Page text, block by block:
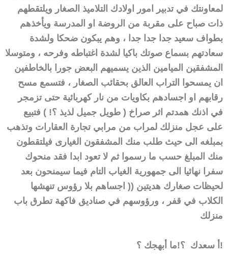
لمعاونتك في تدبير امور اولادك التلاميذ الصغار ويلتقطهم
ذات صباح على مقربة من الروضة او المدرسة ويأخذهم
بطواف سعيد جدا جدا جدا ، وهم يبكون ضحكا ولشدة
سعادتهم بسماع صوتك باكيا لشدة اغتباطه وفرحه ، ومتوسلا
المشفقين الميامين الذين يسميهم البعض جورا بالخاطفين
ان يمسحوا التراب العالق بحقائب الصغار ، فتسمع مسح
رقابهم او اجسادهم بكاويات من نار كهربائية حتى تزمجر
في اذنك همدتم اثر صراخ ( طويل جميل لذيذ ؟! ) فتبيع
على عجل منزلك لمراب من مرابي تجارة العقارات وتذهب
بمبلغه الى حيث طلب منك المشفقون الغيارى فيلتقطون
منك المبلغ حسب ما رسموا ثم لا تعود ابدا فقد منحوك
سفرا نهائيا الى جمهورية الغياب التام فيما سيمنحون بعد
لحيظات صغارك هديتين (( اجساهم بلا رؤوس تنهشها
الكلاب في قفر ، ورؤوسهم في صناديق فاكهة تطرق باب
منزلك
أ سعدك ؟! ما أبهجك ؟!